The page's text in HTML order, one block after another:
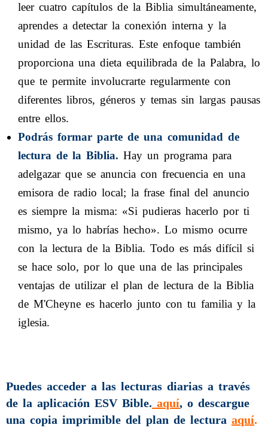
leer cuatro capítulos de la Biblia simultáneamente,
aprendes a detectar la conexión interna y la
unidad de las Escrituras. Este enfoque también
proporciona una dieta equilibrada de la Palabra, lo
que te permite involucrarte regularmente con
diferentes libros, géneros y temas sin largas pausas
entre ellos.
Podrás formar parte de una comunidad de
lectura de la Biblia. Hay un programa para
adelgazar que se anuncia con frecuencia en una
emisora de radio local; la frase final del anuncio
es siempre la misma: «Si pudieras hacerlo por ti
mismo, ya lo habrías hecho». Lo mismo ocurre
con la lectura de la Biblia. Todo es más difícil si
se hace solo, por lo que una de las principales
ventajas de utilizar el plan de lectura de la Biblia
de M'Cheyne es hacerlo junto con tu familia y la
iglesia.
Puedes acceder a las lecturas diarias a través
de la aplicación ESV Bible. aquí, o descargue
una copia imprimible del plan de lectura aquí.